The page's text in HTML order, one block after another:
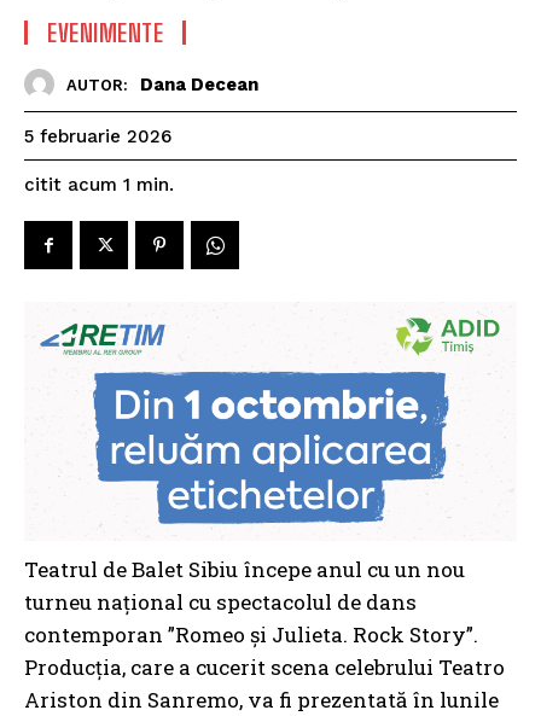
EVENIMENTE
AUTOR: Dana Decean
5 februarie 2026
citit acum 1 min.
Teatrul de Balet Sibiu începe anul cu un nou
turneu național cu spectacolul de dans
contemporan ”Romeo și Julieta. Rock Story”.
Producția, care a cucerit scena celebrului Teatro
Ariston din Sanremo, va fi prezentată în lunile